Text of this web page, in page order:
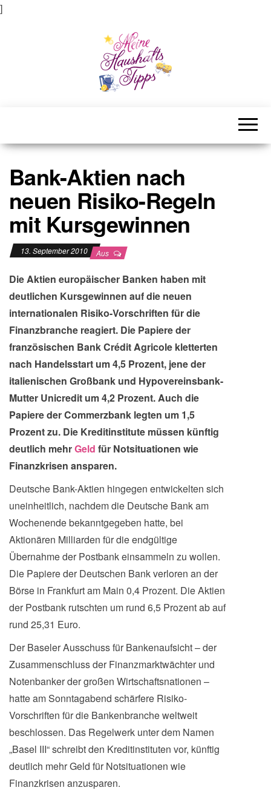
]
Bank-Aktien nach
neuen Risiko-Regeln
mit Kursgewinnen
13. September 2010 Aus
Die Aktien europäischer Banken haben mit
deutlichen Kursgewinnen auf die neuen
internationalen Risiko-Vorschriften für die
Finanzbranche reagiert. Die Papiere der
französischen Bank Crédit Agricole kletterten
nach Handelsstart um 4,5 Prozent, jene der
italienischen Großbank und Hypovereinsbank-
Mutter Unicredit um 4,2 Prozent. Auch die
Papiere der Commerzbank legten um 1,5
Prozent zu. Die Kreditinstitute müssen künftig
deutlich mehrGeld für Notsituationen wie
Finanzkrisen ansparen.
Deutsche Bank-Aktien hingegen entwickelten sich
uneinheitlich, nachdem die Deutsche Bank am
Wochenende bekanntgegeben hatte, bei
Aktionären Milliarden für die endgültige
Übernahme der Postbank einsammeln zu wollen.
Die Papiere der Deutschen Bank verloren an der
Börse in Frankfurt am Main 0,4 Prozent. Die Aktien
der Postbank rutschten um rund 6,5 Prozent ab auf
rund 25,31 Euro.
Der Baseler Ausschuss für Bankenaufsicht – der
Zusammenschluss der Finanzmarktwächter und
Notenbanker der großen Wirtschaftsnationen –
hatte am Sonntagabend schärfere Risiko-
Vorschriften für die Bankenbranche weltweit
beschlossen. Das Regelwerk unter dem Namen
„Basel III“ schreibt den Kreditinstituten vor, künftig
deutlich mehr Geld für Notsituationen wie
Finanzkrisen anzusparen.